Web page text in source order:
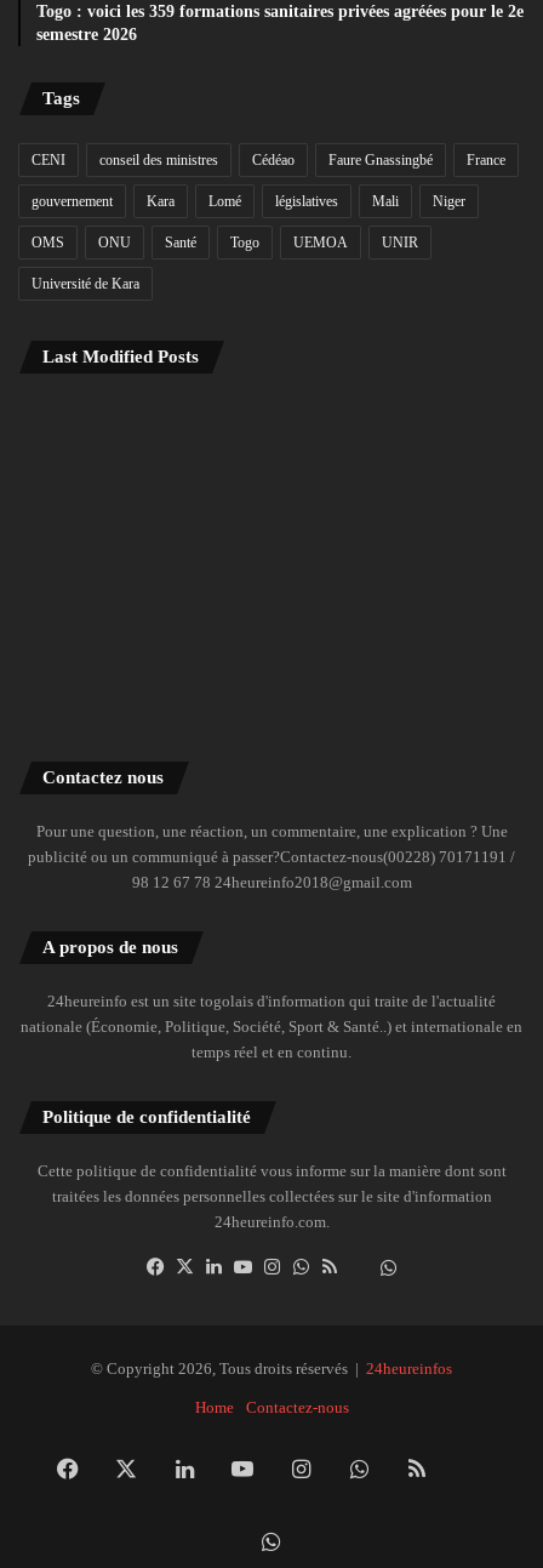
Togo : voici les 359 formations sanitaires privées agréées pour le 2e
semestre 2026
Tags
CENI conseil des ministres Cédéao Faure Gnassingbé France
gouvernement Kara Lomé législatives Mali Niger
OMS ONU Santé Togo UEMOA UNIR
Université de Kara
Last Modified Posts
Contactez nous
Pour une question, une réaction, un commentaire, une explication ? Une
publicité ou un communiqué à passer?Contactez-nous(00228) 70171191 /
98 12 67 78 24heureinfo2018@gmail.com
A propos de nous
24heureinfo est un site togolais d'information qui traite de l'actualité
nationale (Économie, Politique, Société, Sport & Santé..) et internationale en
temps réel et en continu.
Politique de confidentialité
Cette politique de confidentialité vous informe sur la manière dont sont
traitées les données personnelles collectées sur le site d'information
24heureinfo.com.
Facebook
X LinkedinYouTubeInstagramWhatsAppDailymotion
© Copyright 2026, Tous droits réservés | 24heureinfos
Home Contactez-nous
Facebook LinkedinYouTubeInstagramWhatsApp
RSS